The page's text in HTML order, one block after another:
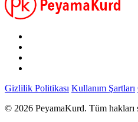
Gizlilik Politikası Kullanım Şartları
© 2026 PeyamaKurd. Tüm hakları